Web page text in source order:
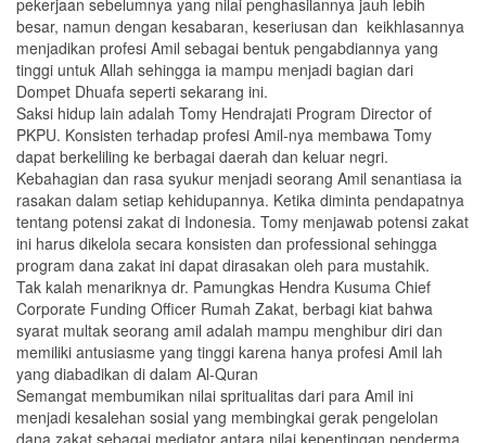
pekerjaan sebelumnya yang nilai penghasilannya jauh lebih
besar, namun dengan kesabaran, keseriusan dan keikhlasannya
menjadikan profesi Amil sebagai bentuk pengabdiannya yang
tinggi untuk Allah sehingga ia mampu menjadi bagian dari
Dompet Dhuafa seperti sekarang ini.
Saksi hidup lain adalah Tomy Hendrajati Program Director of
PKPU. Konsisten terhadap profesi Amil-nya membawa Tomy
dapat berkeliling ke berbagai daerah dan keluar negri.
Kebahagian dan rasa syukur menjadi seorang Amil senantiasa ia
rasakan dalam setiap kehidupannya. Ketika diminta pendapatnya
tentang potensi zakat di Indonesia. Tomy menjawab potensi zakat
ini harus dikelola secara konsisten dan professional sehingga
program dana zakat ini dapat dirasakan oleh para mustahik.
Tak kalah menariknya dr. Pamungkas Hendra Kusuma Chief
Corporate Funding Officer Rumah Zakat, berbagi kiat bahwa
syarat multak seorang amil adalah mampu menghibur diri dan
memiliki antusiasme yang tinggi karena hanya profesi Amil lah
yang diabadikan di dalam Al-Quran
Semangat membumikan nilai spritualitas dari para Amil ini
menjadi kesalehan sosial yang membingkai gerak pengelolan
dana zakat sebagai mediator antara nilai kepentingan penderma